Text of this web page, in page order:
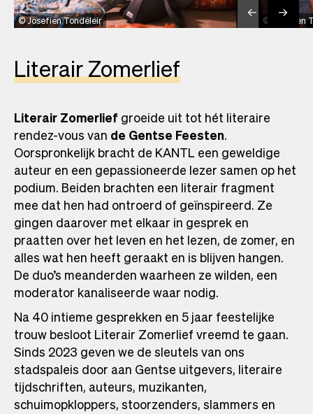
Josefien Tondeleir Josefien
Literair Zomerlief
Literair Zomerlief groeide uit tot hét literaire
rendez-vous van de Gentse Feesten.
Oorspronkelijk bracht de KANTL een geweldige
auteur en een gepassioneerde lezer samen op het
podium. Beiden brachten een literair fragment
mee dat hen had ontroerd of geïnspireerd. Ze
gingen daarover met elkaar in gesprek en
praatten over het leven en het lezen, de zomer, en
alles wat hen heeft geraakt en is blijven hangen.
De duo’s meanderden waarheen ze wilden, een
moderator kanaliseerde waar nodig.
Na 40 intieme gesprekken en 5 jaar feestelijke
trouw besloot Literair Zomerlief vreemd te gaan.
Sinds 2023 geven we de sleutels van ons
stadspaleis door aan Gentse uitgevers, literaire
tijdschriften, auteurs, muzikanten,
schuimopkloppers, stoorzenders, slammers en